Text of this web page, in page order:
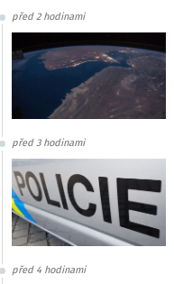
před 2 hodinami
před 3 hodinami
před 4 hodinami